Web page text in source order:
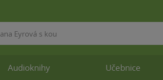
Audioknihy Učebnice